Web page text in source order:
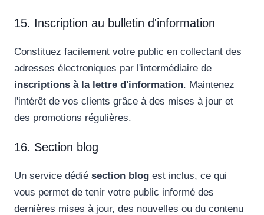
15. Inscription au bulletin d'information
Constituez facilement votre public en collectant des
adresses électroniques par l'intermédiaire de
inscriptions à la lettre d'information. Maintenez
l'intérêt de vos clients grâce à des mises à jour et
des promotions régulières.
16. Section blog
Un service dédié section blog est inclus, ce qui
vous permet de tenir votre public informé des
dernières mises à jour, des nouvelles ou du contenu